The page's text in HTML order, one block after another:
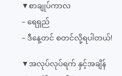
▼စာချုပ်ကာလ
- ရေရှည်
- ဒီနေ့တင် စတင်လို့ရပါတယ်!
▼အလုပ်လုပ်ရက် နှင့်အချိန်